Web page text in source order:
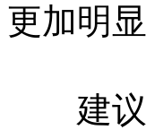
更加明显
建议